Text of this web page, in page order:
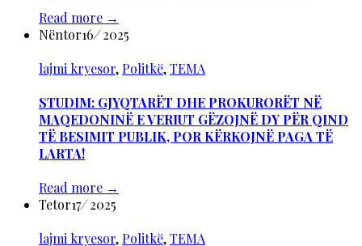
Read more →
Nëntor16/2025
lajmi kryesor, Politkë,TEMA
STUDIM: GJYQTARËT DHE PROKURORËT NË
MAQEDONINË E VERIUT GËZOJNË DY PËR QIND
TË BESIMIT PUBLIK, POR KËRKOJNË PAGA TË
LARTA!
Read more →
Tetor17/2025
lajmi kryesor, Politkë,TEMA